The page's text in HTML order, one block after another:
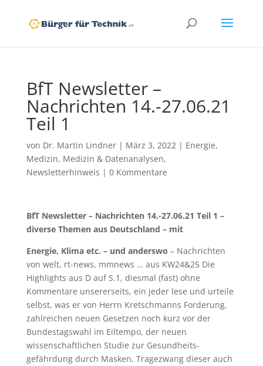
BfT Newsletter –
Nachrichten 14.-27.06.21
Teil 1
von Dr. Martin Lindner| März 3, 2022| Energie,
Medizin, Medizin & Datenanalysen,
Newsletterhinweis | 0 Kommentare
BfT Newsletter – Nachrichten 14.-27.06.21 Teil 1 –
diverse Themen aus Deutschland – mit
Energie, Klima etc. – und anderswo – Nachrichten
von welt, rt-news, mmnews … aus KW24&25 Die
Highlights aus D auf S.1, diesmal (fast) ohne
Kommentare unsererseits, ein jeder lese und urteile
selbst, was er von Herrn Kretschmanns Forderung,
zahlreichen neuen Gesetzen noch kurz vor der
Bundestagswahl im Eiltempo, der neuen
wissenschaftlichen Studie zur Gesundheits-
gefährdung durch Masken, Tragezwang dieser auch